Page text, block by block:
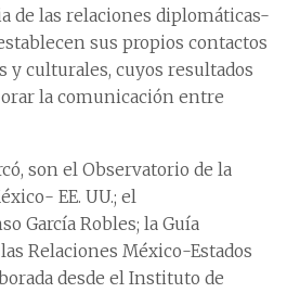
de las relaciones diplomáticas-
sus propios contactos
y culturales, cuyos resultados
la comunicación entre
son el Observatorio de la
EE. UU.; el
García Robles; la Guía
Relaciones México-Estados
desde el Instituto de